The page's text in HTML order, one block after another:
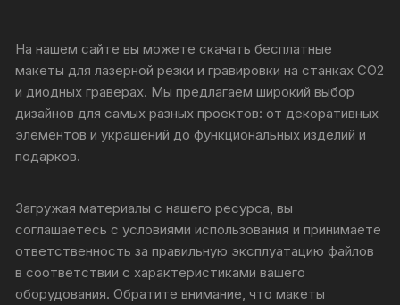
На нашем сайте вы можете скачать бесплатные
макеты для лазерной резки и гравировки на станках CO2
и диодных граверах. Мы предлагаем широкий выбор
дизайнов для самых разных проектов: от декоративных
элементов и украшений до функциональных изделий и
подарков.
Загружая материалы с нашего ресурса, вы
соглашаетесь с условиями использования и принимаете
ответственность за правильную эксплуатацию файлов
в соответствии с характеристиками вашего
оборудования. Обратите внимание, что макеты